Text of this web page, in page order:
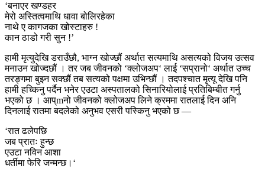
‘बनाएर खण्डहर
मेरो अस्तित्वमाथि धावा बोलिरहेका
नाथे ए कागजका खोस्टाहरु !
कान ठाडो गरी सुन !’
हामी मृत्युदेखि डराउँछौ, भाग्न खोज्छौं अर्थात सत्यमाथि असत्यको विजय उत्सव
मनाउन खोज्दछौं । तर जब जीवनको ‘क्लोजअप‘ लाई ‘सप्रानो‘ अर्थात उच्च
तरङ्गमा बुझ्न सक्छौं तब सत्यको पक्षमा उभिन्छौं । तदपश्चात मृत्यू देखि पनि
हामी हच्किनु पर्दैन भनेर एउटा अस्पतालको सिनारियोलाई प्रतिबिम्बीत गर्नु
भएको छ । आप्mनो जीवनको क्लोजअप लिने क्रममा रातलाई दिन अनि
दिनलाई रातमा बदलेको अनुभव एसरी पस्किनु भएको छ —
‘रात ढलेपछि
जब प्रातः हुन्छ
एउटा नविन आशा
धर्तीमा फेरि जन्मन्छ।‘